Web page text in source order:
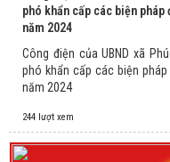
phó khẩn cấp các biện
năm 2024
Công điện của UBND xã
phó khẩn cấp các biện
năm 2024
244 lượt xem